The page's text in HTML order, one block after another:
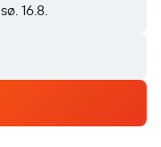
sø. 16.8.